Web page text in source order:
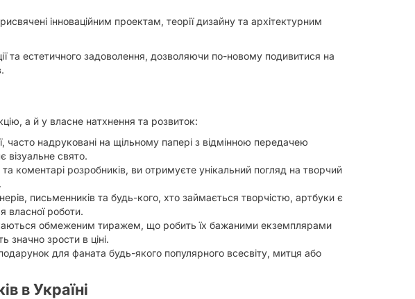
інноваційним проектам, теорії дизайну та архітектурним
та естетичного задоволення, дозволяючи по-новому подивитися на
а й у власне натхнення та розвиток:
часто надруковані на щільному папері з відмінною передачею
свято.
коментарі розробників, ви отримуєте унікальний погляд на творчий
письменників та будь-кого, хто займається творчістю, артбуки є
власної роботи.
обмеженим тиражем, що робить їх бажаними екземплярами
значно зрости в ціні.
для фаната будь-якого популярного всесвіту, митця або
в Україні